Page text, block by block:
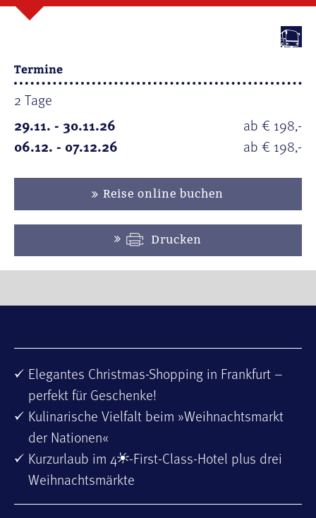
Termine
2 Tage
29.11. - 30.11.26
ab € 198,-
06.12. - 07.12.26
ab € 198,-
Reise online buchen
Drucken
Elegantes Christmas-Shopping in Frankfurt –
perfekt für Geschenke!
Kulinarische Vielfalt beim »Weihnachtsmarkt
der Nationen«
Kurzurlaub im 4 -First-Class-Hotel plus drei
Weihnachtsmärkte